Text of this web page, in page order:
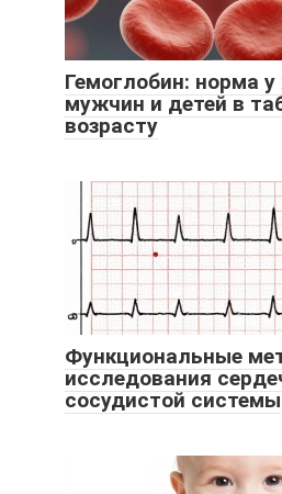
Гемоглобин: норма
мужчин и детей в
возрасту
Функциональные
исследования
сосудистой системы